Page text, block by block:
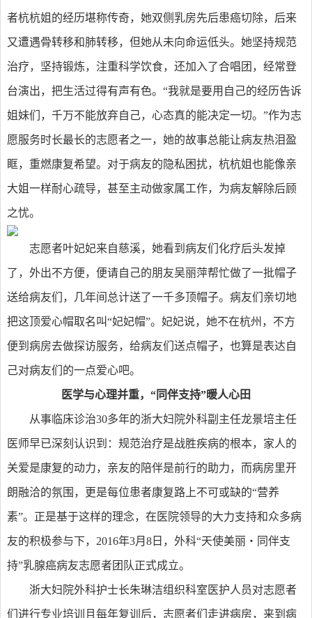
者杭杭姐的经历堪称传奇，她双侧乳房先后患癌切除，后来
又遭遇骨转移和肺转移，但她从未向命运低头。她坚持规范
治疗，坚持锻炼，注重科学饮食，还加入了合唱团，经常登
台演出，把生活过得有声有色。“我就是要用自己的经历告诉
姐妹们，千万不能放弃自己，心态真的能决定一切。”作为志
愿服务时长最长的志愿者之一，她的故事总能让病友热泪盈
眶，重燃康复希望。对于病友的隐私困扰，杭杭姐也能像亲
大姐一样耐心疏导，甚至主动做家属工作，为病友解除后顾
之忧。
志愿者叶妃妃来自慈溪，她看到病友们化疗后头发掉
了，外出不方便，便请自己的朋友吴丽萍帮忙做了一批帽子
送给病友们，几年间总计送了一千多顶帽子。病友们亲切地
把这顶爱心帽取名叫“妃妃帽”。妃妃说，她不在杭州，不方
便到病房去做探访服务，给病友们送点帽子，也算是表达自
己对病友们的一点爱心吧。
医学与心理并重，“同伴支持”暖人心田
从事临床诊治30多年的浙大妇院外科副主任龙景培主任
医师早已深刻认识到：规范治疗是战胜疾病的根本，家人的
关爱是康复的动力，亲友的陪伴是前行的助力，而病房里开
朗融洽的氛围，更是每位患者康复路上不可或缺的“营养
素”。正是基于这样的理念，在医院领导的大力支持和众多病
友的积极参与下，2016年3月8日，外科“天使美丽・同伴支
持”乳腺癌病友志愿者团队正式成立。
浙大妇院外科护士长朱琳洁组织科室医护人员对志愿者
们进行专业培训且每年复训后，志愿者们走进病房，来到病